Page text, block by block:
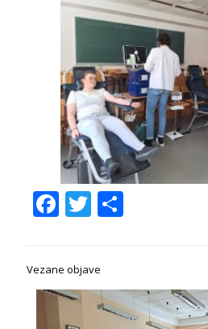
Facebook
Twitter
Share
Vezane objave